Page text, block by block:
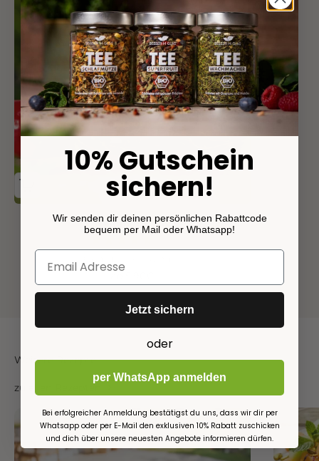
Veggie Talent
Angebot
Weitere Rezepte
zu allen Rezepten
10% Gutschein
sichern!
Wir senden dir deinen persönlichen Rabattcode
bequem per Mail oder Whatsapp!
Jetzt sichern
oder
per WhatsApp anmelden
Bei erfolgreicher Anmeldung bestätigst du uns, dass wir dir per
Whatsapp oder per E-Mail den exklusiven 10% Rabatt zuschicken
und dich über unsere neuesten Angebote informieren dürfen.